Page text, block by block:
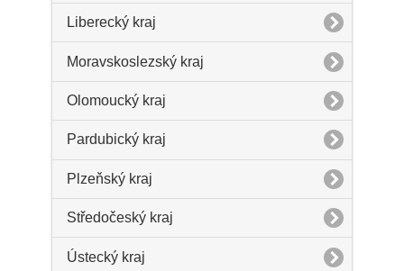
Liberecký kraj
Moravskoslezský kraj
Olomoucký kraj
Pardubický kraj
Plzeňský kraj
Středočeský kraj
Ústecký kraj